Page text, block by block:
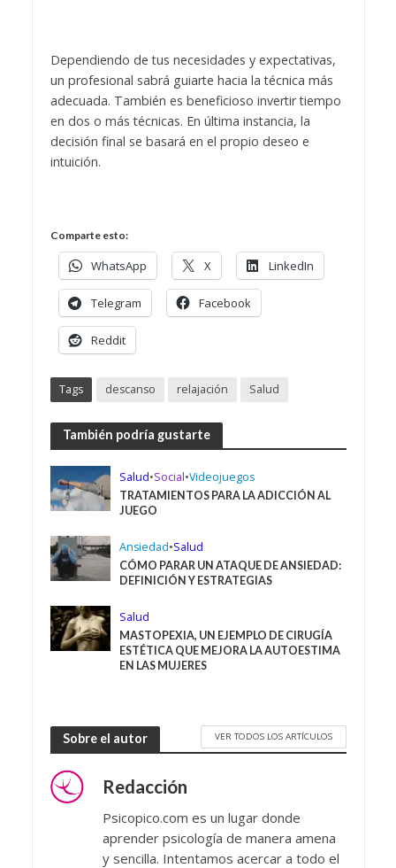
Dependiendo de tus necesidades y expectativas,
un profesional sabrá guiarte hacia la técnica más
adecuada. También es beneficioso invertir tiempo
en dos o más técnicas. En última instancia, la
decisión final se basará en el propio deseo e
intuición.
Comparte esto:
WhatsApp X LinkedIn
Telegram Facebook
Reddit
Tags descanso relajación Salud
También podría gustarte
Salud•Social•Videojuegos
TRATAMIENTOS PARA LA ADICCIÓN AL
JUEGO
Ansiedad•Salud
CÓMO PARAR UN ATAQUE DE ANSIEDAD:
DEFINICIÓN Y ESTRATEGIAS
Salud
MASTOPEXIA, UN EJEMPLO DE CIRUGÍA
ESTÉTICA QUE MEJORA LA AUTOESTIMA
EN LAS MUJERES
Sobre el autor VER TODOS LOS ARTÍCULOS
Redacción
Psicopico.com es un lugar donde
aprender psicología de manera amena
y sencilla. Intentamos acercar a todo el